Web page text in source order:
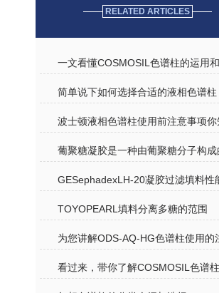
RELATED ARTICLES
简单说下如何选择合适的液相色谱柱
波士顿液相色谱柱使用前注意事项
TOYOPEARL填料分离多糖的范围
看过来，带你了解COSMOSIL色谱